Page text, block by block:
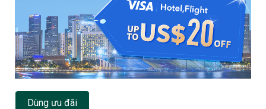
Dùng ưu đãi